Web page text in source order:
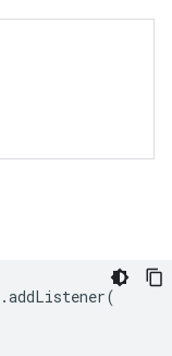
.addListener(